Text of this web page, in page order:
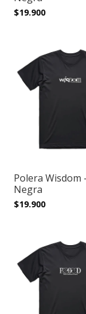
$19.900
Polera Wisdom
Negra
$19.900